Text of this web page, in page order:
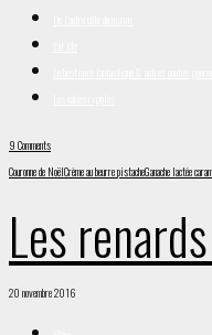
9 Comments
Couronne de NoëlCrème au beurre pistacheGanache lactée
Les
20 novembre 2016